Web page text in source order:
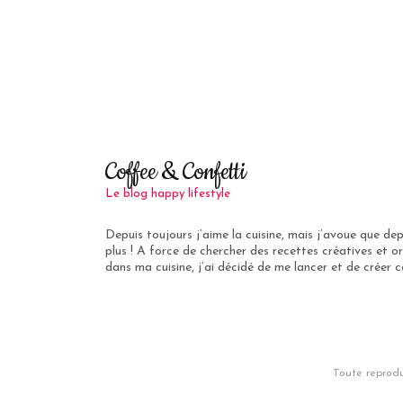
Coffee & Confetti
Le blog happy lifestyle
Depuis toujours j’aime la cuisine, mais j’avoue que
plus ! A force de chercher des recettes créatives et
dans ma cuisine, j’ai décidé de me lancer et de créer
Toute